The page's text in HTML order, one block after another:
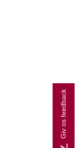
Giv os feedback